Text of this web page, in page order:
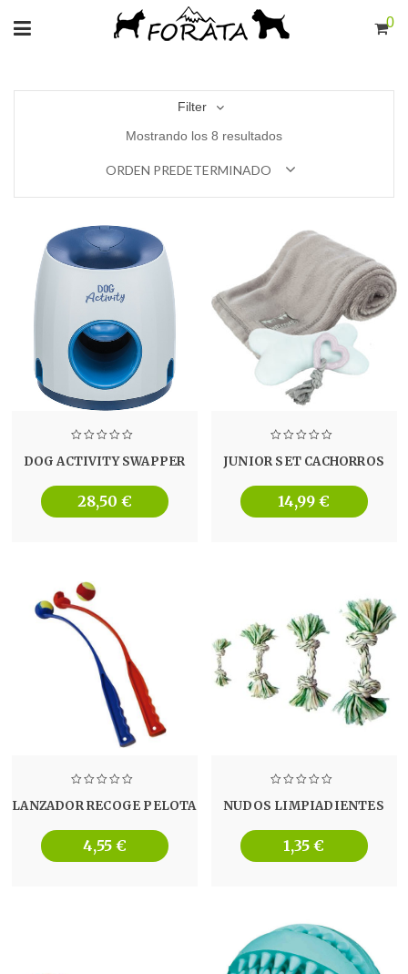
0
Filter
Mostrando los 8 resultados
ORDEN PREDETERMINADO
DOG ACTIVITY SWAPPER
28,50 €
JUNIOR SET CACHORROS
14,99 €
LANZADOR RECOGE PELOTA
4,55 €
NUDOS LIMPIADIENTES
1,35 €